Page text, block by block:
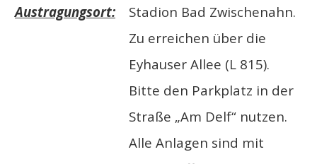
Austragungsort:
Stadion Bad Zwischenahn.
Zu erreichen über die
Eyhauser Allee (L 815).
Bitte den Parkplatz in der
Straße „Am Delf“ nutzen.
Alle Anlagen sind mit